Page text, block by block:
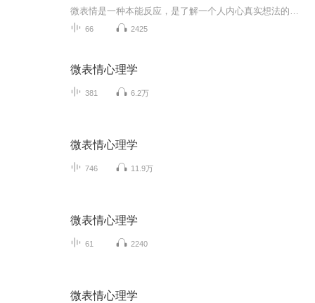
66 2425
微表情心理学
381 6.2万
微表情心理学
746 11.9万
微表情心理学
61 2240
微表情心理学